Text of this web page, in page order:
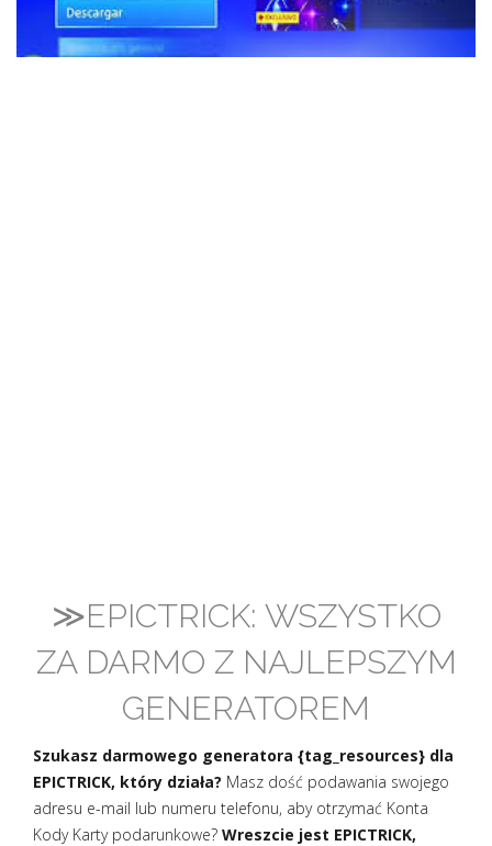
≫EPICTRICK: WSZYSTKO
ZA DARMO Z NAJLEPSZYM
GENERATOREM
Szukasz darmowego generatora {tag_resources} dla
EPICTRICK, który działa? Masz dość podawania swojego
adresu e-mail lub numeru telefonu, aby otrzymać Konta
Kody Karty podarunkowe? Wreszcie jest EPICTRICK,